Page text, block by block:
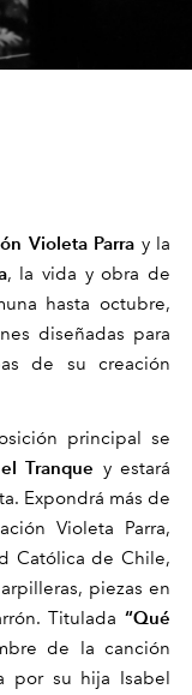
Violeta Parra y la
, la vida y obra de
hasta octubre,
diseñadas para
de su creación
principal se
Tranque y estará
Expondrá más de
Violeta Parra,
Católica de Chile,
piezas en
Titulada “Qué
de la canción
por su hija Isabel